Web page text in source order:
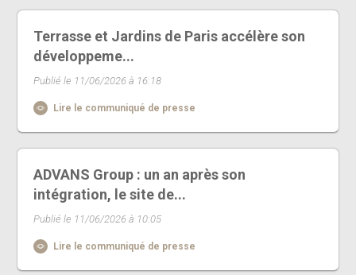
Terrasse et Jardins de Paris accélère son
développeme...
Publié le 11/06/2026 à 16:18
Lire le communiqué de presse
ADVANS Group : un an après son
intégration, le site de...
Publié le 11/06/2026 à 10:05
Lire le communiqué de presse